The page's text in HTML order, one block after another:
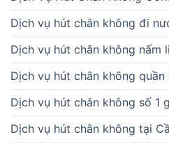
Dịch vụ hút chân không đi
Dịch vụ hút chân không nấm
Dịch vụ hút chân không quần
Dịch vụ hút chân không số 1
Dịch vụ hút chân không tại